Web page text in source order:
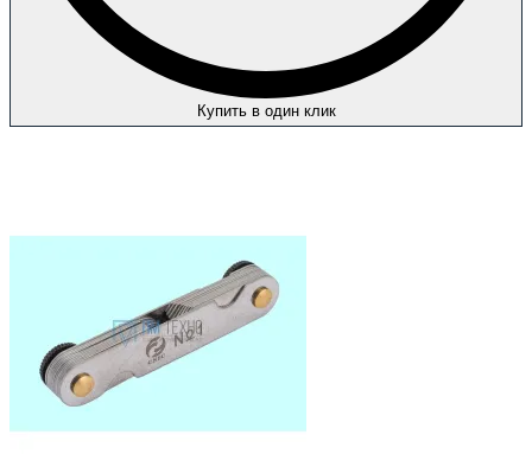
Купить в один клик